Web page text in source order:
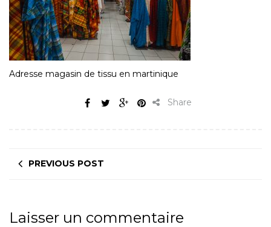
Adresse magasin de tissu en martinique
Share
PREVIOUS POST
Laisser un commentaire